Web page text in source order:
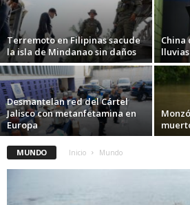
Terremoto en Filipinas sacude
la isla de Mindanao sin daños
Desmantelan red del Cártel
Jalisco con metanfetamina en
Europa
MUNDO Inicio Mundo